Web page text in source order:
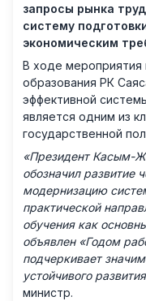
запросы рынка
систему
экономическим
В ходе мероприятия
образования РК
эффективной
является одним из
государственной
«Президент Касым-
обозначил развитие
модернизацию
практической
обучения как
объявлен «Годом
подчеркивает
устойчивого
министр.